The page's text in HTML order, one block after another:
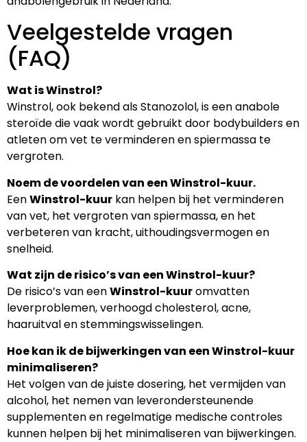
Veelgestelde vragen
(FAQ)
Wat is Winstrol?
Winstrol, ook bekend als Stanozolol, is een anabole
steroïde die vaak wordt gebruikt door bodybuilders en
atleten om vet te verminderen en spiermassa te
vergroten.
Noem de voordelen van een Winstrol-kuur.
EenWinstrol-kuur kan helpen bij het verminderen
van vet, het vergroten van spiermassa, en het
verbeteren van kracht, uithoudingsvermogen en
snelheid.
Wat zijn de risico’s van een Winstrol-kuur?
De risico’s van eenWinstrol-kuuromvatten
leverproblemen, verhoogd cholesterol, acne,
haaruitval en stemmingswisselingen.
Hoe kan ik de bijwerkingen van een Winstrol-kuur
minimaliseren?
Het volgen van de juiste dosering, het vermijden van
alcohol, het nemen van leverondersteunende
supplementen en regelmatige medische controles
kunnen helpen bij het minimaliseren van bijwerkingen.